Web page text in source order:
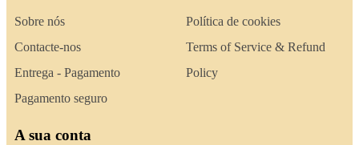
Sobre nós
Contacte-nos
Entrega - Pagamento
Pagamento seguro
Política de cookies
Terms of Service & Refund
Policy
A sua conta